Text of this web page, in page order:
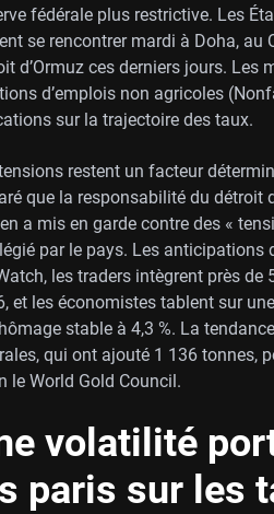
fédérale plus restrictive. Les
se rencontrer mardi à Doha, au
d’Ormuz ces derniers jours.
d’emplois non agricoles
sur la trajectoire des taux.
restent un facteur
que la responsabilité du détroit
a mis en garde contre des «
par le pays. Les anticipations
les traders intègrent près de
et les économistes tablent sur
stable à 4,3 %. La
qui ont ajouté 1 136 tonnes,
le World Gold Council.
volatilité
paris sur les